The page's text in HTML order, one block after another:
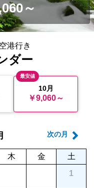
～
港行き
ダー
最安値
10月
￥9,060～
次の月
木 金
土
1